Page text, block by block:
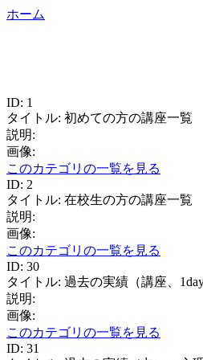
ホーム
ID: 1
タイトル: 初めての方の講座一覧
説明:
画像:
このカテゴリの一覧を見る
ID: 2
タイトル: 在校生の方の講座一覧
説明:
画像:
このカテゴリの一覧を見る
ID: 30
タイトル: 過去の実績（講座、
説明:
画像:
このカテゴリの一覧を見る
ID: 31